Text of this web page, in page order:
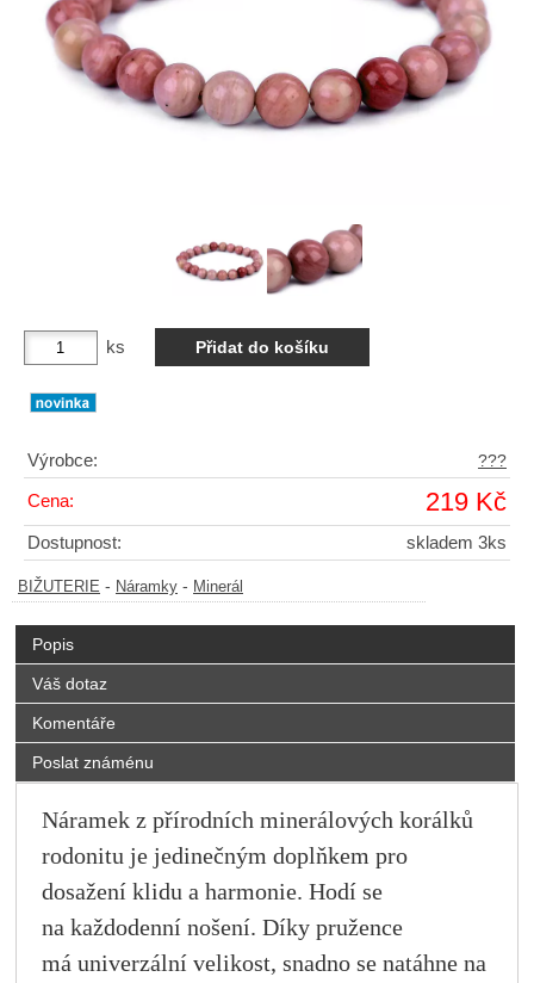
ks
Výrobce: ???
Cena: 219 Kč
Dostupnost: skladem 3ks
BIŽUTERIE - Náramky - Minerál
Popis
Váš dotaz
Komentáře
Poslat známénu
Náramek z přírodních minerálových korálků
rodonitu je jedinečným doplňkem pro
dosažení klidu a harmonie. Hodí se
na každodenní nošení. Díky pružence
má univerzální velikost, snadno se natáhne na